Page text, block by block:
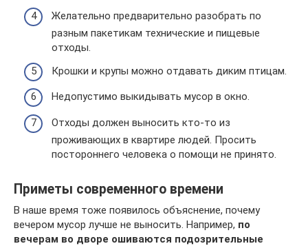
Желательно предварительно разобрать по
разным пакетикам технические и пищевые
отходы.
Крошки и крупы можно отдавать диким птицам.
Недопустимо выкидывать мусор в окно.
Отходы должен выносить кто-то из
проживающих в квартире людей. Просить
постороннего человека о помощи не принято.
Приметы современного времени
В наше время тоже появилось объяснение, почему
вечером мусор лучше не выносить. Например, по
вечерам во дворе ошиваются подозрительные